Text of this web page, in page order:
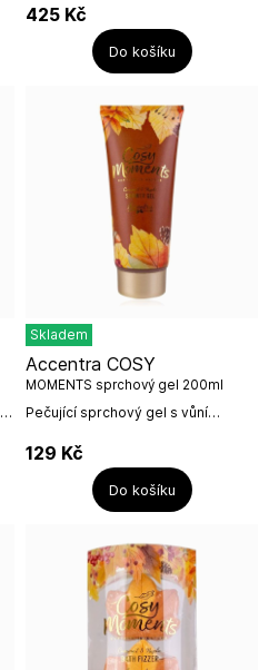
obsahuje:Sprchový gel 240
mlTělový krém 200 mlKrém na ruce
425 Kč
Do košíku
Skladem
Pečující sprchový gel s vůní
200mlNázev výrobce: Accentra
GmbH & Co. KGAdresa výrobce:...
Accentra COSY
MOMENTS sprchový gel 200ml
129 Kč
Do košíku